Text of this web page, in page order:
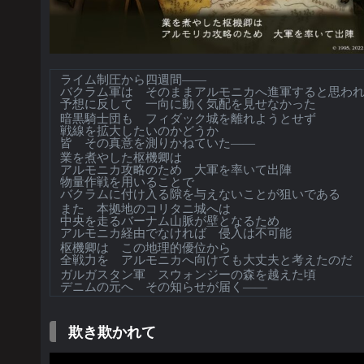
ライム制圧から四週間――
バクラム軍は そのままアルモニカへ進軍すると思わ
予想に反して 一向に動く気配を見せなかった
暗黒騎士団も フィダック城を離れようとせず
戦線を拡大したいのかどうか
皆 その真意を測りかねていた――
業を煮やした枢機卿は
アルモニカ攻略のため 大軍を率いて出陣
物量作戦を用いることで
バクラムに付け入る隙を与えないことが狙いである
また 本拠地のコリタニ城へは
中央を走るバーナム山脈が壁となるため
アルモニカ経由でなければ 侵入は不可能
枢機卿は この地理的優位から
全戦力を アルモニカへ向けても大丈夫と考えたのだ
ガルガスタン軍 スウォンジーの森を越えた頃
デニムの元へ その知らせが届く――
欺き欺かれて